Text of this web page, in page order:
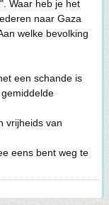
Waar heb je het
naar Gaza
welke bevolking
een schande is
vrijheids van
eens bent weg te